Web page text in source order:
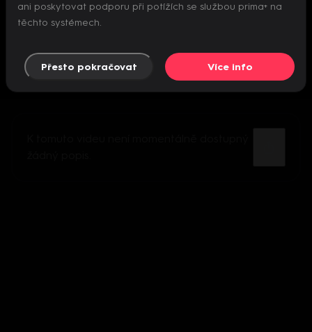
Nepodařilo se inicializovat přehrávač
ani poskytovat podporu při potížích se službou prima+ na
těchto systémech.
Přesto pokračovat Více info